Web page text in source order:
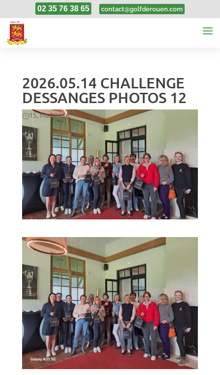
02 35 76 38 65 contact@golfderouen.com
2026.05.14 CHALLENGE
DESSANGES PHOTOS 12
15, Mai, 2026